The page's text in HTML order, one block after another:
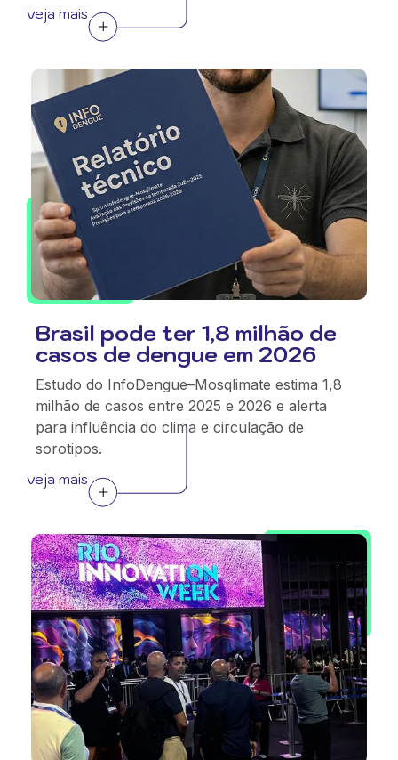
veja mais
Brasil pode ter 1,8 milhão de
casos de dengue em 2026
Estudo do InfoDengue–Mosqlimate estima 1,8
milhão de casos entre 2025 e 2026 e alerta
para influência do clima e circulação de
sorotipos.
veja mais